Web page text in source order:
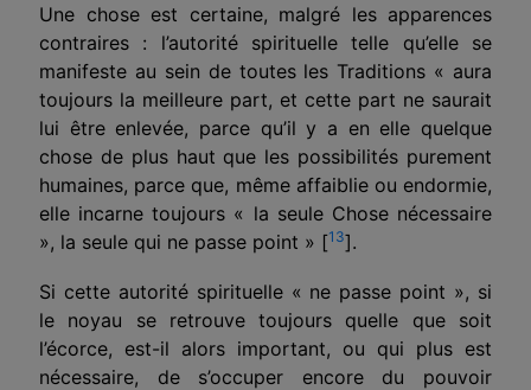
Une chose est certaine, malgré les apparences
contraires : l’autorité spirituelle telle qu’elle se
manifeste au sein de toutes les Traditions « aura
toujours la meilleure part, et cette part ne saurait
lui être enlevée, parce qu’il y a en elle quelque
chose de plus haut que les possibilités purement
humaines, parce que, même affaiblie ou endormie,
elle incarne toujours « la seule Chose nécessaire
», la seule qui ne passe point » [13].
Si cette autorité spirituelle « ne passe point », si
le noyau se retrouve toujours quelle que soit
l’écorce, est-il alors important, ou qui plus est
nécessaire, de s’occuper encore du pouvoir